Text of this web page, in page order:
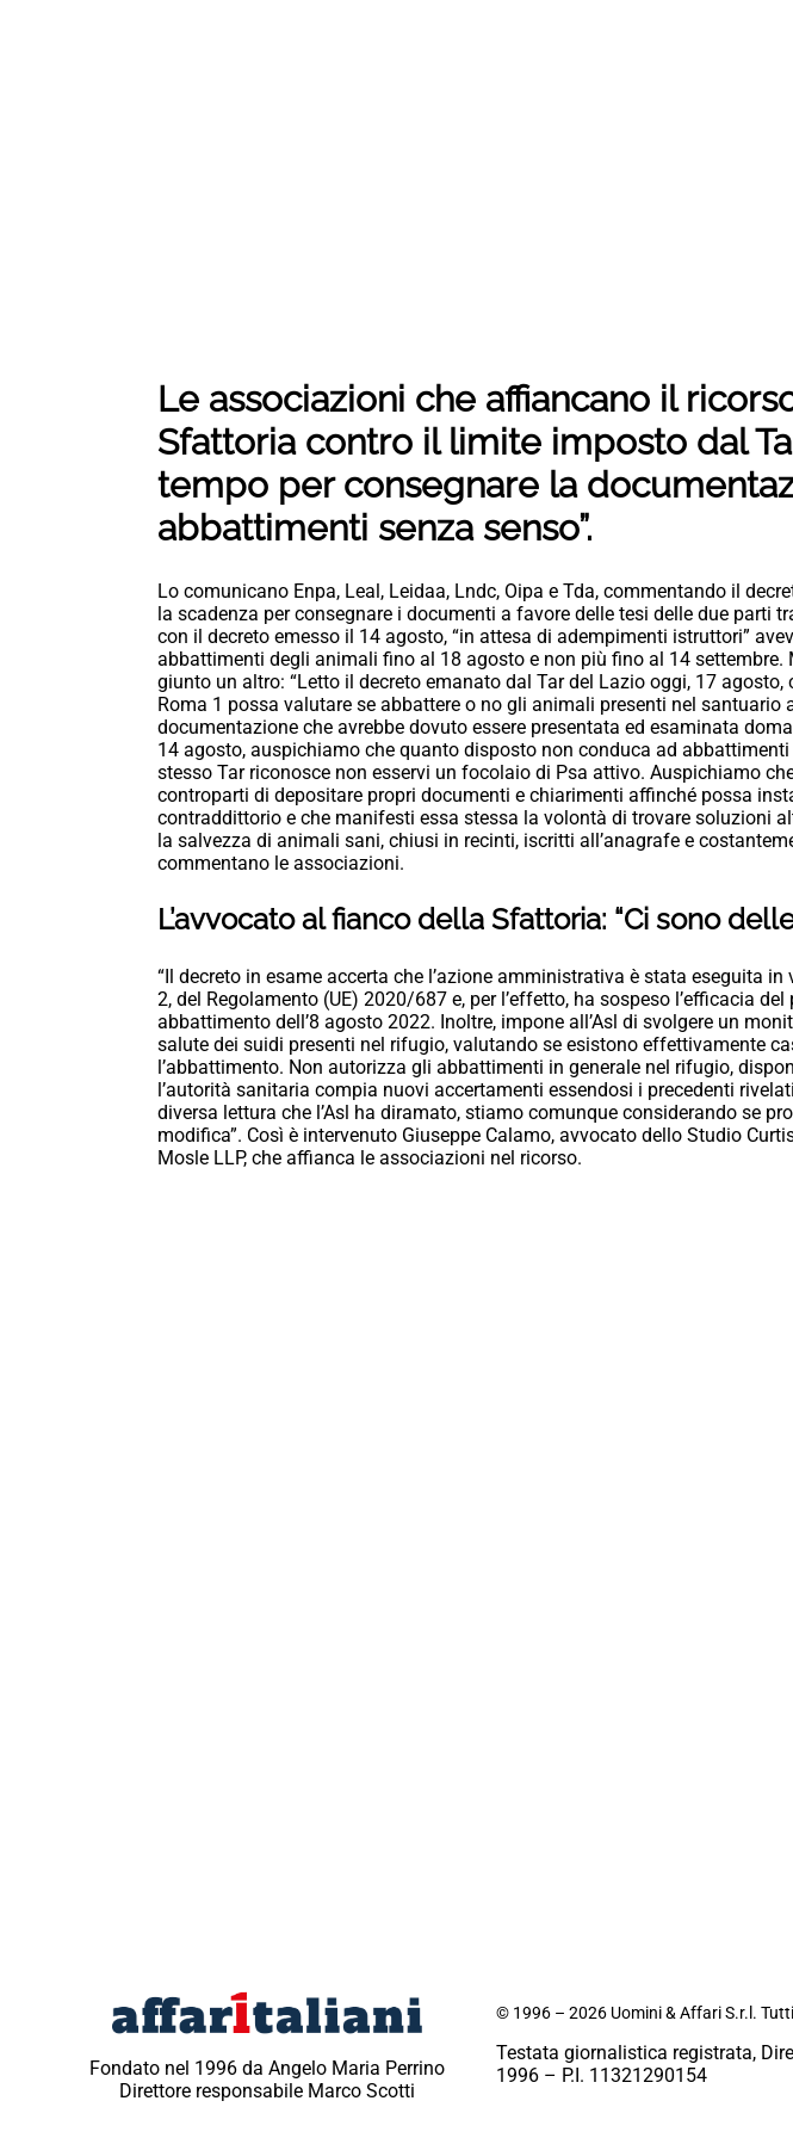
Le associazioni che affiancano il
Sfattoria contro il limite imposto dal
tempo per consegnare la
abbattimenti senza senso”.
Lo comunicano Enpa, Leal, Leidaa, Lndc, Oipa e Tda, commentando il
la scadenza per consegnare i documenti a favore delle tesi delle due parti
con il decreto emesso il 14 agosto, “in attesa di adempimenti istruttori”
abbattimenti degli animali fino al 18 agosto e non più fino al 14 settembre.
giunto un altro: “Letto il decreto emanato dal Tar del Lazio oggi, 17 agosto,
Roma 1 possa valutare se abbattere o no gli animali presenti nel santuario
documentazione che avrebbe dovuto essere presentata ed esaminata
14 agosto, auspichiamo che quanto disposto non conduca ad
stesso Tar riconosce non esservi un focolaio di Psa attivo. Auspichiamo
controparti di depositare propri documenti e chiarimenti affinché possa
contraddittorio e che manifesti essa stessa la volontà di trovare soluzioni
la salvezza di animali sani, chiusi in recinti, iscritti all’anagrafe e
commentano le associazioni.
L’avvocato al fianco della Sfattoria: “Ci sono
“Il decreto in esame accerta che l’azione amministrativa è stata eseguita in
2, del Regolamento (UE) 2020/687 e, per l’effetto, ha sospeso l’efficacia
abbattimento dell’8 agosto 2022. Inoltre, impone all’Asl di svolgere un
salute dei suidi presenti nel rifugio, valutando se esistono effettivamente
l’abbattimento. Non autorizza gli abbattimenti in generale nel rifugio,
l’autorità sanitaria compia nuovi accertamenti essendosi i precedenti
diversa lettura che l’Asl ha diramato, stiamo comunque considerando se
modifica”. Così è intervenuto Giuseppe Calamo, avvocato dello Studio
Mosle LLP, che affianca le associazioni nel ricorso.
Fondato nel 1996 da Angelo Maria Perrino
Direttore responsabile Marco Scotti
© 1996 – 2026 Uomini & Affari S.r.l.
Testata giornalistica registrata,
1996 – P.I. 11321290154